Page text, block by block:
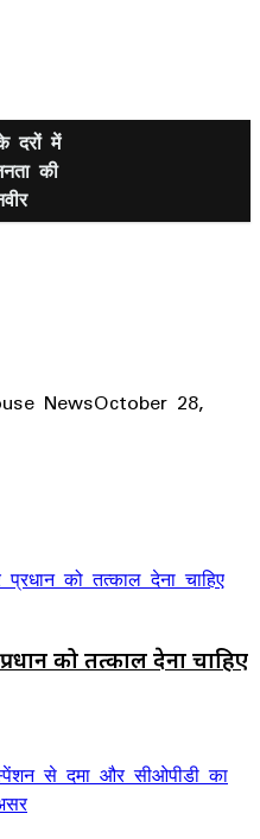
दरों में
की
NewsOctober 28,
प्रधान को तत्काल देना चाहिए